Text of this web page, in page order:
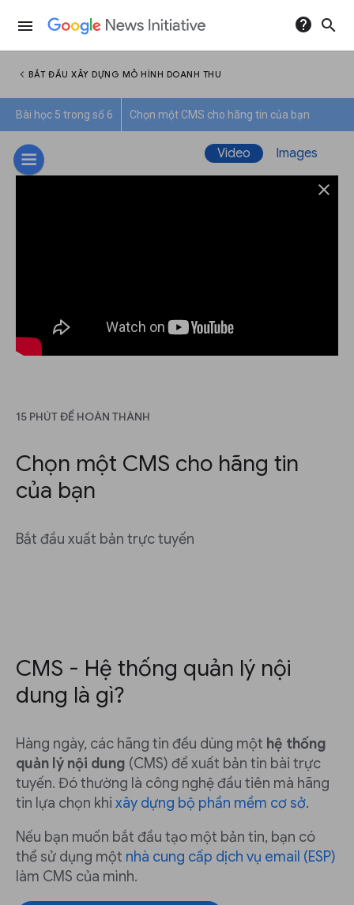
menu help search
chevron_left BẮT ĐẦU XÂY DỰNG MÔ HÌNH DOANH THU
Bài học 5 trong số 6 Chọn một CMS cho hãng tin của bạn
Video Images
close
15 PHÚT ĐỂ HOÀN THÀNH
Chọn một CMS cho hãng tin
của bạn
Bắt đầu xuất bản trực tuyến
CMS - Hệ thống quản lý nội
dung là gì?
Hàng ngày, các hãng tin đều dùng một hệ thống
quản lý nội dung (CMS) để xuất bản tin bài trực
tuyến. Đó thường là công nghệ đầu tiên mà hãng
tin lựa chọn khi xây dựng bộ phần mềm cơ sở.
Nếu bạn muốn bắt đầu tạo một bản tin, bạn có
thể sử dụng một nhà cung cấp dịch vụ email (ESP)
làm CMS của mình.